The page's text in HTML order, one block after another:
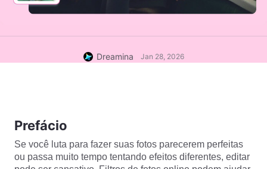
Dreamina Jan 28, 2026
Prefácio
Se você luta para fazer suas fotos parecerem perfeitas
ou passa muito tempo tentando efeitos diferentes, editar